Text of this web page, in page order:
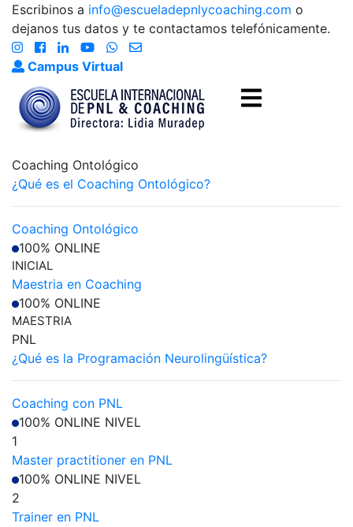
Escribinos a info@escueladepnlycoaching.com o
dejanos tus datos y te contactamos telefónicamente.
Campus Virtual
Coaching Ontológico
¿Qué es el Coaching Ontológico?
Coaching Ontológico
100% ONLINE
INICIAL
Maestria en Coaching
100% ONLINE
MAESTRIA
PNL
¿Qué es la Programación Neurolingüística?
Coaching con PNL
100% ONLINE NIVEL
1
Master practitioner en PNL
100% ONLINE NIVEL
2
Trainer en PNL